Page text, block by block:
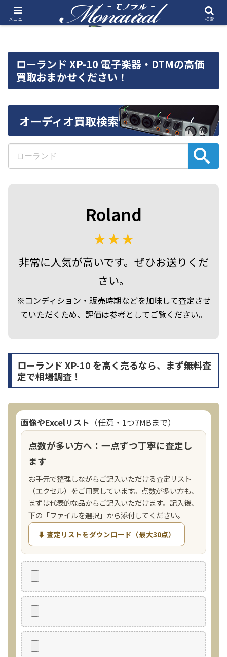
ローランド XP-10 電子楽器・DTMの高価
買取おまかせください！
オーディオ買取検索
Roland
非常に人気が高いです。ぜひお送りくだ
さい。
※コンディション・販売時期などを加味して査定させ
ていただくため、評価は参考としてご覧ください。
ローランド XP-10 を高く売るなら、まず無料査
定で相場調査！
画像やExcelリスト （任意・1つ7MBまで）
点数が多い方へ：一点ずつ丁寧に査定し
ます
お手元で整理しながらご記入いただける査定リスト
（エクセル）をご用意しています。点数が多い方も、
まずは代表的な品からご記入いただけます。記入後、
下の「ファイルを選択」から添付してください。
⬇ 査定リストをダウンロード（最大30点）
メニュー 検索